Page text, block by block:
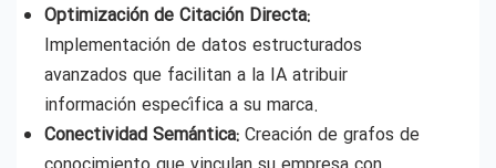
Optimización de Citación Directa:
Implementación de datos estructurados
avanzados que facilitan a la IA atribuir
información específica a su marca.
Conectividad Semántica: Creación de grafos de